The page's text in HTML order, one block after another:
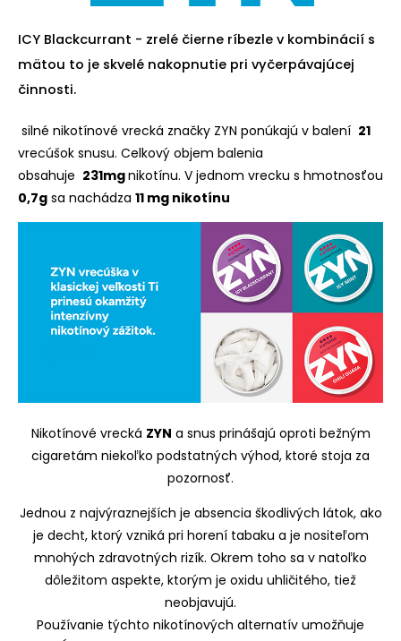
ICY Blackcurrant - zrelé čierne ríbezle v kombinácií s
mätou to je skvelé nakopnutie pri vyčerpávajúcej
činnosti.
silné nikotínové vrecká značky ZYN ponúkajú v balení 21
vrecúšok snusu. Celkový objem balenia
obsahuje 231mgnikotínu. V jednom vrecku s hmotnosťou
0,7g sa nachádza 11 mg nikotínu
Nikotínové vrecká ZYN a snus prinášajú oproti bežným
cigaretám niekoľko podstatných výhod, ktoré stoja za
pozornosť.
Jednou z najvýraznejších je absencia škodlivých látok, ako
je decht, ktorý vzniká pri horení tabaku a je nositeľom
mnohých zdravotných rizík. Okrem toho sa v natoľko
dôležitom aspekte, ktorým je oxidu uhličitého, tiež
neobjavujú.
Používanie týchto nikotínových alternatív umožňuje